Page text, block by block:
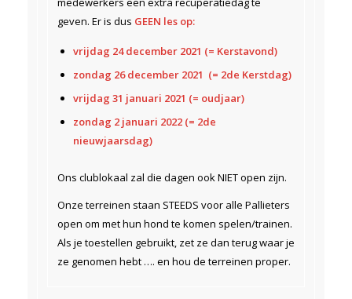
geven. Er is dus GEEN les op:
vrijdag 24 december 2021 (= Kerstavond)
zondag 26 december 2021 (= 2de Kerstdag)
vrijdag 31 januari 2021 (= oudjaar)
zondag 2 januari 2022 (= 2de
nieuwjaarsdag)
Ons clublokaal zal die dagen ook NIET open zijn.
Onze terreinen staan STEEDS voor alle Pallieters
open om met hun hond te komen spelen/trainen.
Als je toestellen gebruikt, zet ze dan terug waar je
ze genomen hebt …. en hou de terreinen proper.